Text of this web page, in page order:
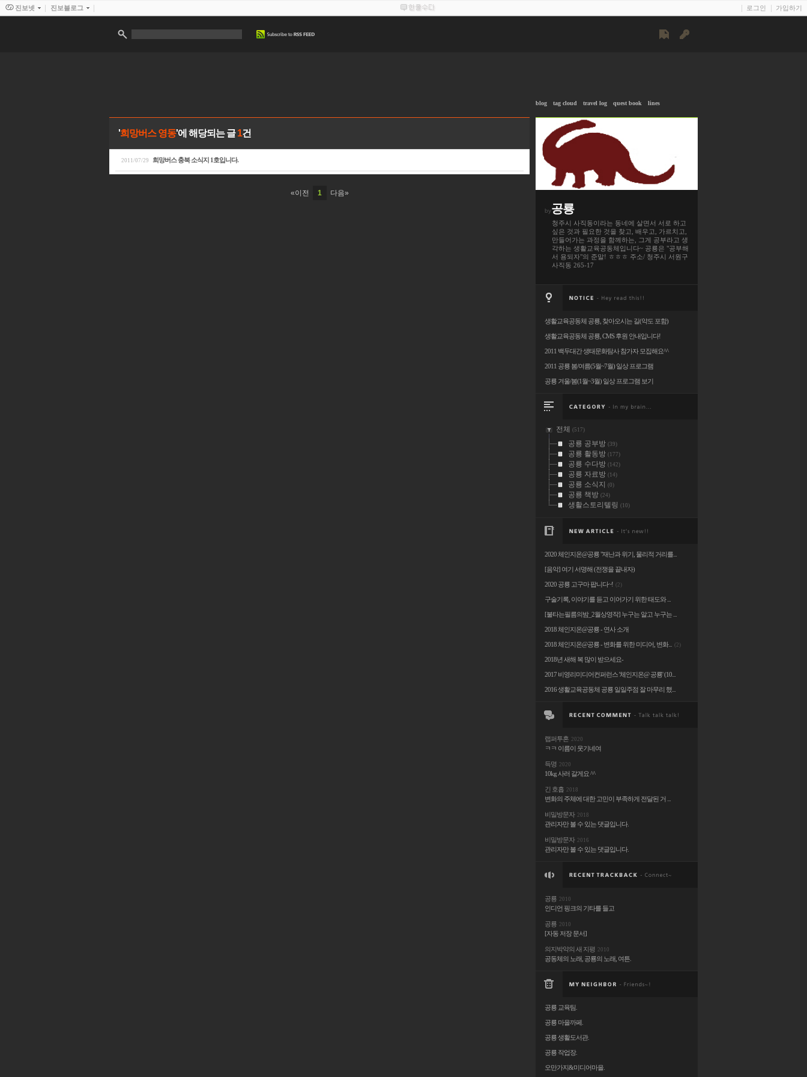
'희망버스 영동'에 해당되는 글1건
2011/07/29 희망버스 충북 소식지 1호입니다.
«이전 1 다음»
blog tag cloud travel log quest book lines
by공룡
청주시 사직동이라는 동네에 살면서 서로 하고
싶은 것과 필요한 것을 찾고, 배우고, 가르치고,
만들어가는 과정을 함께하는, 그게 공부라고 생
각하는 생활교육공동체입니다~ 공룡은 "공부해
서 용되자"의 준말! ㅎㅎㅎ 주소/ 청주시 서원구
사직동 265-17
생활교육공동체 공룡, 찾아오시는 길(약도 포함)
생활교육공동체 공룡, CMS 후원 안내입니다!
2011 백두대간 생태문화탐사 참가자 모집해요^^
2011 공룡 봄/여름(5월~7월) 일상 프로그램
공룡 겨울/봄(1월~3월) 일상 프로그램 보기
전체 (517)
공룡 공부방 (39)
공룡 활동방 (177)
공룡 수다방 (142)
공룡 자료방 (14)
공룡 소식지 (0)
공룡 책방 (24)
생활스토리텔링 (10)
2020 체인지온@공룡 "재난과 위기, 물리적 거리를...
[음악] 여기 서명해 (전쟁을 끝내자)
2020 공룡 고구마 팝니다~! (2)
구술기록, 이야기를 듣고 이어가기 위한 태도와 ...
[불타는필름의밤_2월상영작] 누구는 알고 누구는 ...
2018 체인지온@공룡 - 연사 소개
2018 체인지온@공룡 - 변화를 위한 미디어, 변화... (2)
2018년 새해 복 많이 받으세요-
2017 비영리미디어컨퍼런스 '체인지온@ 공룡' (10...
2016 생활교육공동체 공룡 일일주점 잘 마무리 했...
랩퍼투혼 2020
ㅋㅋ 이름이 웃기네여
득명 2020
10kg 사러 갈게요 ^^
긴 호흡 2018
변화의 주체에 대한 고민이 부족하게 전달된 거 ...
비밀방문자2018
관리자만 볼 수 있는 댓글입니다.
비밀방문자2016
관리자만 볼 수 있는 댓글입니다.
공룡 2010
인디언 핑크의 기타를 들고
공룡 2010
[자동 저장 문서]
의지박약의 새 지평 2010
공동체의 노래, 공룡의 노래, 여튼.
공룡 교육팀.
공룡 마을까페.
공룡 생활도서관.
공룡 작업장.
오만가지&미디어마을.
진보넷 진보블로그 로그인 가입하기